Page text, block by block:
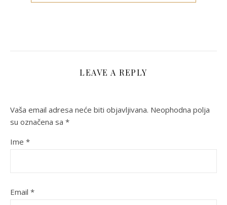
LEAVE A REPLY
Vaša email adresa neće biti objavljivana. Neophodna polja
su označena sa *
Ime *
Email *